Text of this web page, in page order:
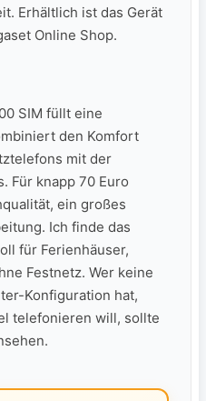
Erhältlich ist das Gerät
Online Shop.
SIM füllt eine
den Komfort
mit der
Für knapp 70 Euro
ein großes
Ich finde das
für Ferienhäuser,
Festnetz. Wer keine
Konfiguration hat,
telefonieren will, sollte